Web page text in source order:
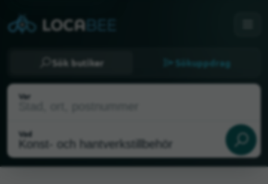
Sök butiker Sökuppdrag
Var
Vad